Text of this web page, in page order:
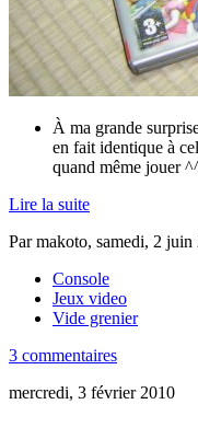
À ma grande
en fait identique à
quand même jouer
Lire la suite
Par makoto, samedi, 2 juin
Console
Jeux video
Vide grenier
3 commentaires
mercredi, 3 février 2010